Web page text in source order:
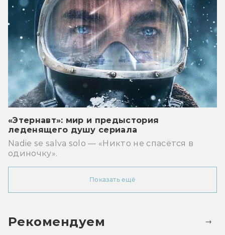
«Этернавт»: мир и предыстория
леденящего душу сериала
Nadie se salva solo — «Никто не спасётся в
одиночку».
Показать ещё
Рекомендуем